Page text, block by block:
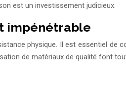
est un investissement judicieux.
impénétrable
physique. Il est essentiel
de matériaux de qualité font